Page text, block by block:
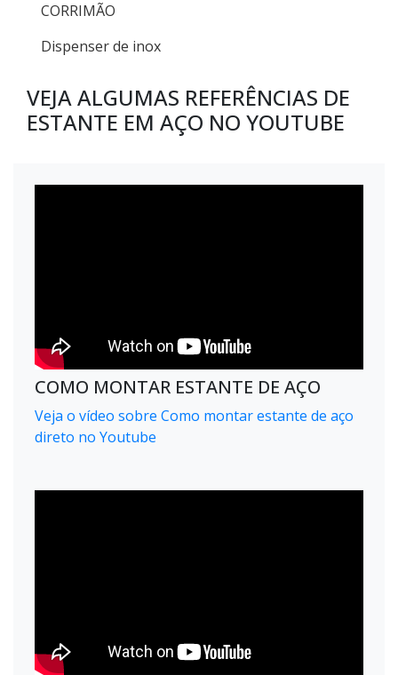
CORRIMÃO
Dispenser de inox
VEJA ALGUMAS REFERÊNCIAS DE
ESTANTE EM AÇO NO YOUTUBE
COMO MONTAR ESTANTE DE AÇO
Veja o vídeo sobre Como montar estante de aço
direto no Youtube